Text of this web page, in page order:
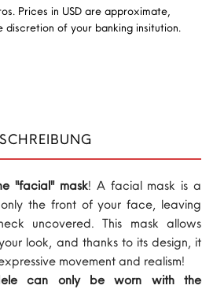
Prices in USD are approximate,
of your banking insitution.
"facial" mask! A facial mask is a
the front of your face, leaving
uncovered. This mask allows
look, and thanks to its design, it
movement and realism!
can only be worn with the